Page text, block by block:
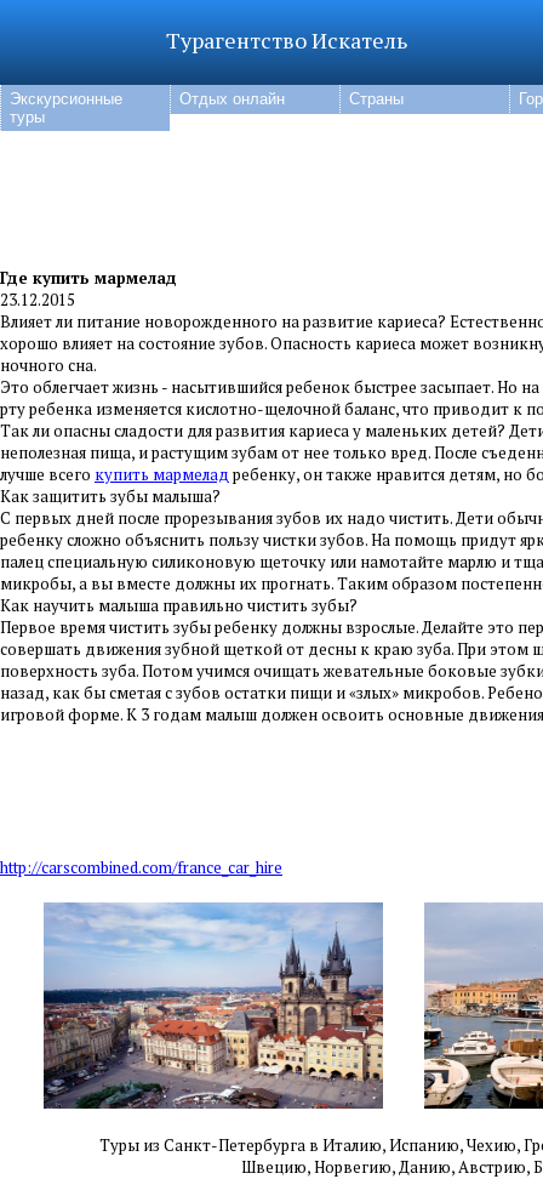
Турагентство Искатель
Экскурсионные
туры
Отдых онлайн Страны
Где купить мармелад
23.12.2015
Влияет ли питание новорожденного на развитие кариеса?
хорошо влияет на состояние зубов. Опасность кариеса может
ночного сна.
Это облегчает жизнь - насытившийся ребенок быстрее засыпает. Но
рту ребенка изменяется кислотно-щелочной баланс, что приводит к
Так ли опасны сладости для развития кариеса у маленьких детей?
неполезная пища, и растущим зубам от нее только вред. После
лучше всего купить мармелад ребенку, он также нравится детям, но
Как защитить зубы малыша?
С первых дней после прорезывания зубов их надо чистить. Дети
ребенку сложно объяснить пользу чистки зубов. На помощь придут
палец специальную силиконовую щеточку или намотайте марлю и
микробы, а вы вместе должны их прогнать. Таким образом
Как научить малыша правильно чистить зубы?
Первое время чистить зубы ребенку должны взрослые. Делайте это
совершать движения зубной щеткой от десны к краю зуба. При
поверхность зуба. Потом учимся очищать жевательные боковые
назад, как бы сметая с зубов остатки пищи и «злых» микробов.
игровой форме. К 3 годам малыш должен освоить основные
http://carscombined.com/france_car_hire
Туры из Санкт-Петербурга в Италию, Испанию, Чехию,
Швецию,Норвегию, Данию, Австрию,